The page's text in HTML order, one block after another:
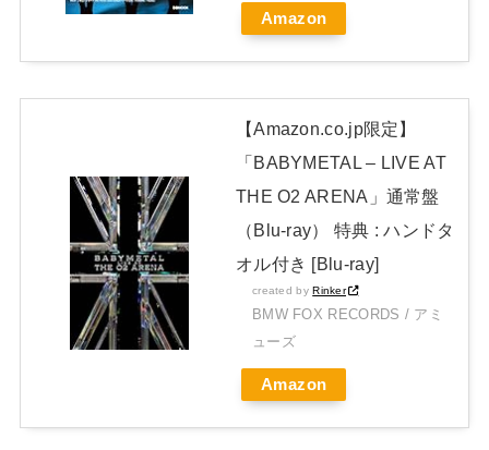
開封レビュー!
Amazon
【Amazon.co.jp限定】
「BABYMETAL – LIVE AT
THE O2 ARENA」通常盤
（Blu-ray） 特典 : ハンドタ
オル付き [Blu-ray]
created byRinker
BMW FOX RECORDS / アミ
ューズ
Amazon